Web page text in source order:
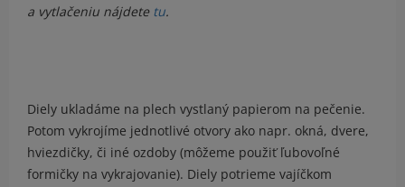
a vytlačeniu nájdete tu.
Diely ukladáme na plech vystlaný papierom na pečenie.
Potom vykrojíme jednotlivé otvory ako napr. okná, dvere,
hviezdičky, či iné ozdoby (môžeme použiť ľubovoľné
formičky na vykrajovanie). Diely potrieme vajíčkom